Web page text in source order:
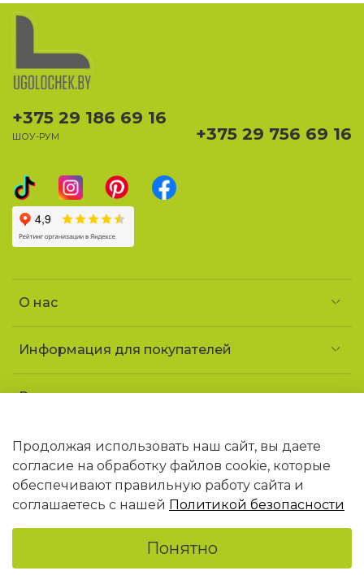
О нас
Информация для покупателей
Реквизиты и контакты
УНП 690852163
Юридический адрес: 223141 Минская обл.,
г. Логойск, ул. Советская, 1 «ДТ Гайна»
В торговом реестре РБ с 09.02.2026 N768406
+375 29 186 69 16
ШОУ-РУМ +375 29 756 69 16
Продолжая использовать наш сайт, вы даете
согласие на обработку файлов cookie, которые
обеспечивают правильную работу сайта и
соглашаетесь с нашей Политикой безопасности
Понятно